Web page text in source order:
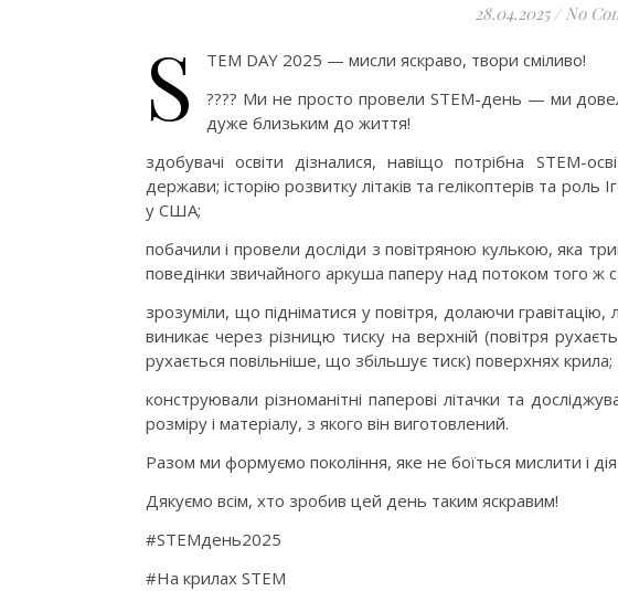
28.04.2025 / No
S
TEM DAY 2025 — мисли яскраво, твори сміливо!
???? Ми не просто провели STEM-день — ми
дуже близьким до життя!
здобувачі освіти дізналися, навіщо потрібна STEM-
держави; історію розвитку літаків та гелікоптерів та роль
у США;
побачили і провели досліди з повітряною кулькою, яка
поведінки звичайного аркуша паперу над потоком того ж
зрозуміли, що підніматися у повітря, долаючи
виникає через різницю тиску на верхній (повітря
рухається повільніше, що збільшує тиск) поверхнях крила;
конструювали різноманітні паперові літачки та
розміру і матеріалу, з якого він виготовлений.
Разом ми формуємо покоління, яке не боїться мислити і
Дякуємо всім, хто зробив цей день таким яскравим!
#STEMдень2025
#На крилах STEM